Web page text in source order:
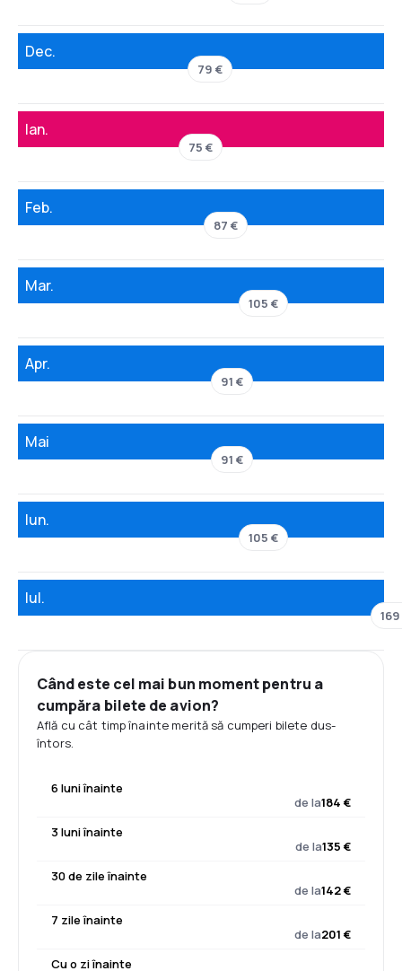
Dec.
79 €
Ian.
75 €
Feb.
87 €
Mar.
105 €
Apr.
91 €
Mai
91 €
Iun.
105 €
Iul.
Când este cel mai bun moment pentru a
cumpăra bilete de avion?
Află cu cât timp înainte merită să cumperi bilete dus-
întors.
6 luni înainte
de la184 €
3 luni înainte
de la135 €
30 de zile înainte
de la142 €
7 zile înainte
de la201 €
Cu o zi înainte